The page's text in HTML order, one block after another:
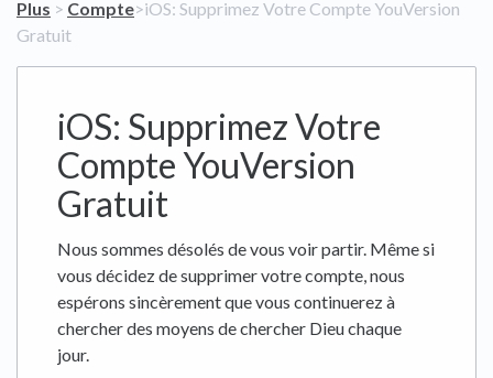
Plus ​ > ​ ​Compte​>​ iOS: Supprimez Votre Compte YouVersion
Gratuit
iOS: Supprimez Votre
Compte YouVersion
Gratuit
Nous sommes désolés de vous voir partir. Même si
vous décidez de supprimer votre compte, nous
espérons sincèrement que vous continuerez à
chercher des moyens de chercher Dieu chaque
jour.